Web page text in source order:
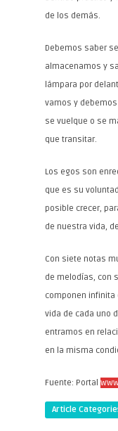
de los demás.
Debemos saber
almacenamos y
lámpara por
vamos y
se vuelque o se
que transitar.
Los egos son
que es su
posible crecer,
de nuestra vida,
Con siete notas
de melodías, con
componen infinita
vida de cada uno
entramos en
en la misma
Fuente: Portal
Article